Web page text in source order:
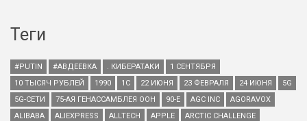
Теги
#PUTIN #АВДЕЕВКА . КИБЕРАТАКИ
1 СЕНТЯБРЯ
10 ТЫСЯЧ РУБЛЕЙ
1990 1С 22 ИЮНЯ 23 ФЕВРАЛЯ 24 ИЮНЯ
5G
5G-СЕТИ
75-АЯ ГЕНАССАМБЛЕЯ ООН 90-Е AGC INC
AGORAVOX
ALIBABA
ALIEXPRESS ALLTECH APPLE
ARCTIC CHALLENGE